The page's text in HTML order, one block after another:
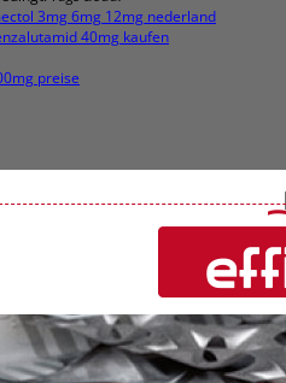
3mg 6mg 12mg nederland
40mg kaufen
preise